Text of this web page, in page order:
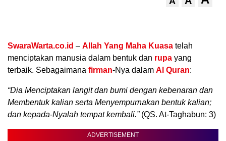
SwaraWarta.co.id – Allah Yang Maha Kuasa telah
menciptakan manusia dalam bentuk dan rupa yang
terbaik. Sebagaimana firman-Nya dalam Al Quran:
“Dia Menciptakan langit dan bumi dengan kebenaran dan
Membentuk kalian serta Menyempurnakan bentuk kalian;
dan kepada-Nyalah tempat kembali.”(QS. At-Taghabun: 3)
ADVERTISEMENT